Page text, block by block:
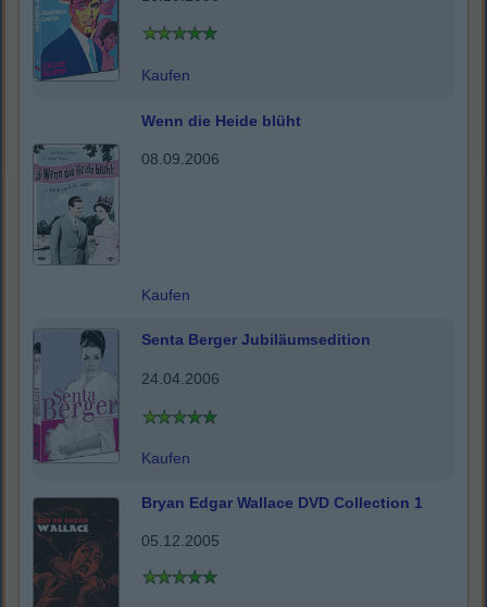
Kaufen
Wenn die Heide blüht
08.09.2006
Kaufen
Senta Berger Jubiläumsedition
24.04.2006
Kaufen
Bryan Edgar Wallace DVD Collection 1
05.12.2005